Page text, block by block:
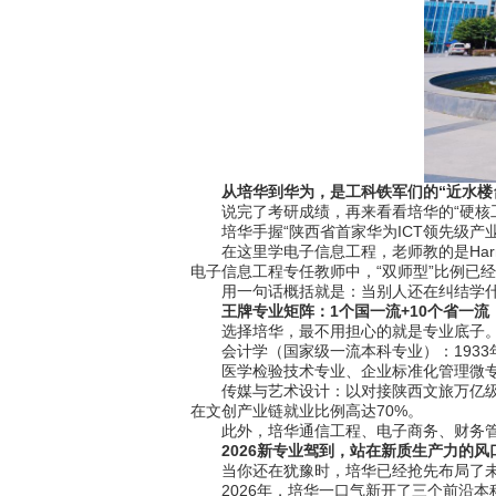
从培华到华为，是工科铁军们的“近水楼
说完了考研成绩，再来看看培华的“硬核
培华手握“陕西省首家华为ICT领先级产业
在这里学电子信息工程，老师教的是
电子信息工程专任教师中，“双师型”比例已
用一句话概括就是：当别人还在纠结学
王牌专业矩阵：1个国一流+10个省一流
选择培华，最不用担心的就是专业底子
会计学（国家级一流本科专业）：1933
医学检验技术专业、企业标准化管理微专
传媒与艺术设计：以对接陕西文旅万亿级
在文创产业链就业比例高达70%。
此外，培华通信工程、电子商务、财务管
2026新专业驾到，站在新质生产力的风
当你还在犹豫时，培华已经抢先布局了
2026年，培华一口气新开了三个前沿本